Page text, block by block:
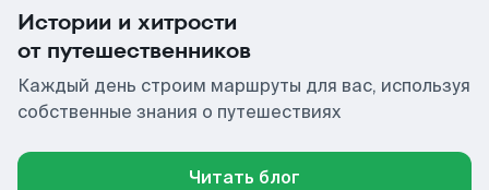
Истории и хитрости
от путешественников
Каждый день строим маршруты для вас, используя
собственные знания о путешествиях
Читать блог